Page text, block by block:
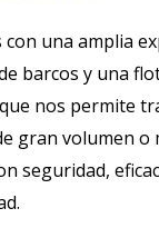
con una amplia
barcos y una
nos permite
gran volumen o
seguridad,